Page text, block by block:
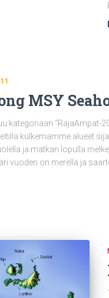
MSY
kategoriaan “RajaAmpat-
kulkemamme alueet
ja matkan lopulla
vuoden on merellä ja